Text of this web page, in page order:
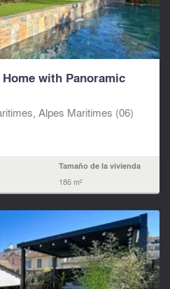
with Panoramic
Alpes Maritimes (06)
Tamaño de la vivienda
186 m²